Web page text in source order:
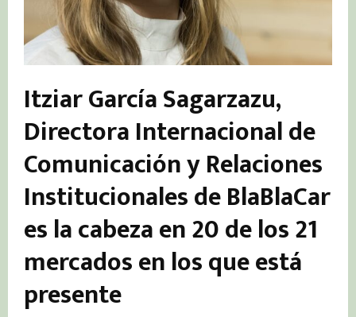
Itziar García Sagarzazu,
Directora Internacional de
Comunicación y Relaciones
Institucionales de BlaBlaCar
es la cabeza en 20 de los 21
mercados en los que está
presente